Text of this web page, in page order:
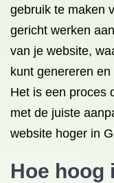
gebruik te maken
gericht werken
van je website,
kunt genereren
Het is een proces
met de juiste
website hoger in
Hoe hoog